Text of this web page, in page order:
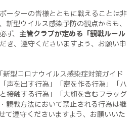
ーターの皆様とともに戦えることは非
新型ウイルス感染予防の観点からも、
、 主管クラブが定める「観戦ルール
き、遵守くださいますよう、お願い申
新型コロナウイルス感染症対策ガイド
声を出す行為」「密を作る行為」「ハ
接触する行為」「大旗を含むフラッグ
観戦方法において禁止される行為は継
て遵守くださいますよう、お願いいた